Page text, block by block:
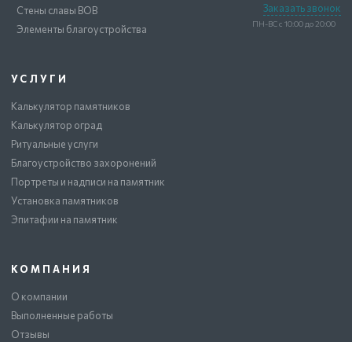
Заказать звонок
ПН-ВС с 10:00 до 20:00
Стены славы ВОВ
Элементы благоустройства
УСЛУГИ
Калькулятор памятников
Калькулятор оград
Ритуальные услуги
Благоустройство захоронений
Портреты и надписи на памятник
Установка памятников
Эпитафии на памятник
КОМПАНИЯ
О компании
Выполненные работы
Отзывы